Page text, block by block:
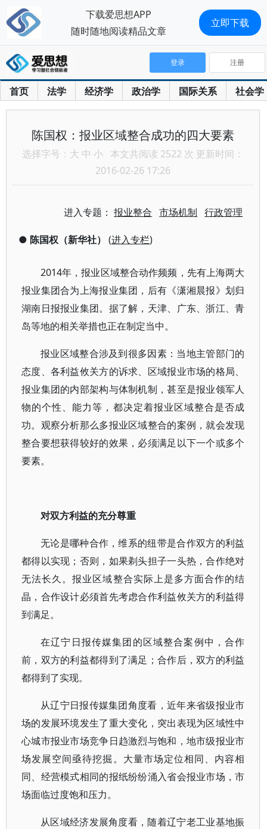
首页 法学 经济学 政治学 国际关系 社会学
登录 注册
陈国权：报业区域整合成功的四大要素
选择字号： 大 中 小 本文共阅读 2522 次 更新时间：
2016-02-26 17:26
进入专题：报业整合 市场机制 行政管理
● 陈国权（新华社） (进入专栏)
2014年，报业区域整合动作频频，先有上海两大
报业集团合为上海报业集团，后有《潇湘晨报》划归
湖南日报报业集团。据了解，天津、广东、浙江、青
岛等地的相关举措也正在制定当中。
报业区域整合涉及到很多因素：当地主管部门的
态度、各利益攸关方的诉求、区域报业市场的格局、
报业集团的内部架构与体制机制，甚至是报业领军人
物的个性、能力等，都决定着报业区域整合是否成
功。观察分析那么多报业区域整合的案例，就会发现
整合要想获得较好的效果，必须满足以下一个或多个
要素。
对双方利益的充分尊重
无论是哪种合作，维系的纽带是合作双方的利益
都得以实现；否则，如果剃头担子一头热，合作绝对
无法长久。报业区域整合实际上是多方面合作的结
晶，合作设计必须首先考虑合作利益攸关方的利益得
到满足。
在辽宁日报传媒集团的区域整合案例中，合作
前，双方的利益都得到了满足；合作后，双方的利益
都得到了实现。
从辽宁日报传媒集团角度看，近年来省级报业市
场的发展环境发生了重大变化，突出表现为区域性中
心城市报业市场竞争日趋激烈与饱和，地市级报业市
场发展空间亟待挖掘。大量市场定位相同、内容相
同、经营模式相同的报纸纷纷涌入省会报业市场，市
场面临过度饱和压力。
从区域经济发展角度看，随着辽宁老工业基地振
下载爱思想APP
随时随地阅读精品文章
立即下载